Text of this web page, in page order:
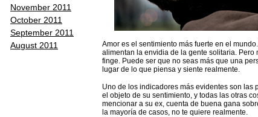
November 2011
October 2011
September 2011
August 2011
Amor es el sentimiento más fuerte en el
alimentan la envidia de la gente solitaria.
finge. Puede ser que no seas más que una
lugar de lo que piensa y siente realmente.
Uno de los indicadores más evidentes son
el objeto de su sentimiento, y todas las otras
mencionar a su ex, cuenta de buena gana
la mayoría de casos, no te quiere realmente.